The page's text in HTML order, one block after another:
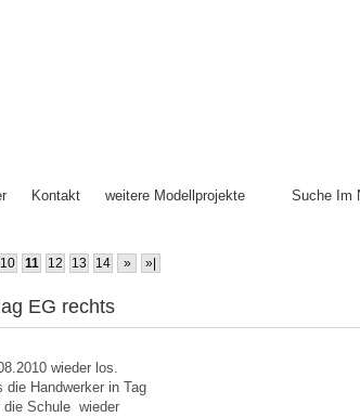
Kontakt weitere Modellprojekte Suche Im
10 11 12 13 14 » »|
EG rechts
wieder los.
Handwerker in Tag
die Schule wieder